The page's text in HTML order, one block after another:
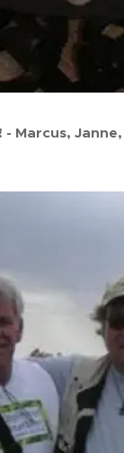
Marcus,